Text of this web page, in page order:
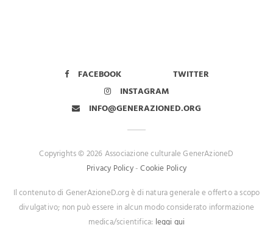
FACEBOOK
TWITTER
INSTAGRAM
INFO@GENERAZIONED.ORG
Copyrights © 2026 Associazione culturale GenerAzioneD
Privacy Policy-Cookie Policy
Il contenuto di GenerAzioneD.org è di natura generale e offerto a scopo
divulgativo; non può essere in alcun modo considerato informazione
medica/scientifica: leggi qui